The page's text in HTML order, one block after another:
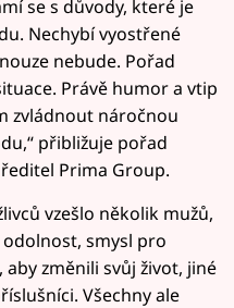
se s důvody, které je
Nechybí vyostřené
nebude. Pořad
Právě humor a vtip
zvládnout náročnou
přibližuje pořad
Prima Group.
vzešlo několik mužů,
smysl pro
změnili svůj život, jiné
Všechny ale